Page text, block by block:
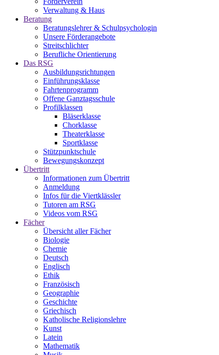
Verwaltung & Haus
Beratung
Beratungslehrer & Schulpsychologin
Unsere Förderangebote
Streitschlichter
Berufliche Orientierung
Das RSG
Ausbildungsrichtungen
Einführungsklasse
Fahrtenprogramm
Offene Ganztagsschule
Profilklassen
Bläserklasse
Chorklasse
Theaterklasse
Sportklasse
Stützpunktschule
Bewegungskonzept
Übertritt
Informationen zum Übertritt
Anmeldung
Infos für die Viertklässler
Tutoren am RSG
Videos vom RSG
Fächer
Übersicht aller Fächer
Biologie
Chemie
Deutsch
Englisch
Ethik
Französisch
Geographie
Geschichte
Griechisch
Katholische Religionslehre
Kunst
Latein
Mathematik